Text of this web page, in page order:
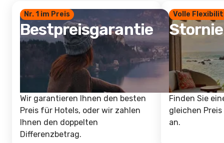
Nr. 1 im Preis
Bestpreisgarantie
Wir garantieren Ihnen den besten
Preis für Hotels, oder wir zahlen
Ihnen den doppelten
Differenzbetrag.
Volle
Finden Sie
gleichen
an.